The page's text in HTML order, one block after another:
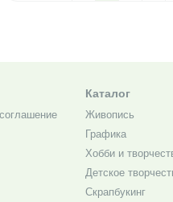
Каталог
Живопись
Графика
Хобби и
Детское
Скрапбукинг